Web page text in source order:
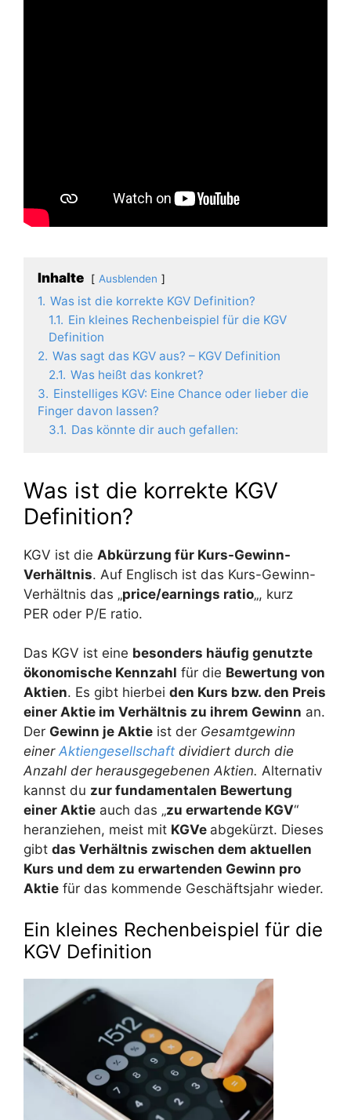
Inhalte Ausblenden
1. Was ist die korrekte KGV Definition?
1.1. Ein kleines Rechenbeispiel für die KGV
Definition
2. Was sagt das KGV aus? – KGV Definition
2.1. Was heißt das konkret?
3. Einstelliges KGV: Eine Chance oder lieber die
Finger davon lassen?
3.1. Das könnte dir auch gefallen:
Was ist die korrekte KGV
Definition?
KGV ist die Abkürzung für Kurs-Gewinn-
Verhältnis. Auf Englisch ist das Kurs-Gewinn-
Verhältnis das „price/earnings ratio„, kurz
PER oder P/E ratio.
Das KGV ist eine besonders häufig genutzte
ökonomische Kennzahl für die Bewertung von
Aktien. Es gibt hierbei den Kurs bzw. den Preis
einer Aktie im Verhältnis zu ihrem Gewinn an.
Der Gewinn je Aktie ist der Gesamtgewinn
einer Aktiengesellschaft dividiert durch die
Anzahl der herausgegebenen Aktien. Alternativ
kannst du zur fundamentalen Bewertung
einer Aktie auch das „zu erwartende KGV“
heranziehen, meist mit KGVe abgekürzt. Dieses
gibt das Verhältnis zwischen dem aktuellen
Kurs und dem zu erwartenden Gewinn pro
Aktie für das kommende Geschäftsjahr wieder.
Ein kleines Rechenbeispiel für die
KGV Definition